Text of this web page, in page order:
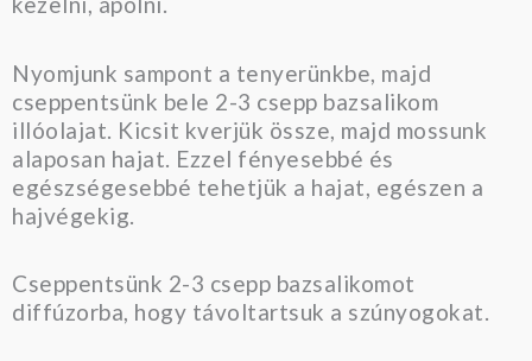
Nyomjunk sampont a tenyerünkbe, majd
cseppentsünk bele 2-3 csepp bazsalikom
illóolajat. Kicsit kverjük össze, majd mossunk
alaposan hajat. Ezzel fényesebbé és
egészségesebbé tehetjük a hajat, egészen a
hajvégekig.
Cseppentsünk 2-3 csepp bazsalikomot
diffúzorba, hogy távoltartsuk a szúnyogokat.